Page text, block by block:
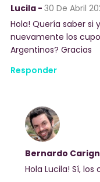
Lucila - 30 De Abril
Hola! Quería saber si
nuevamente los
Argentinos? Gracias
Responder
Bernardo
Hola Lucila! Sí, los